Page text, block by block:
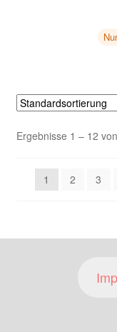
Ergebnisse 1 – 12
1 2 3